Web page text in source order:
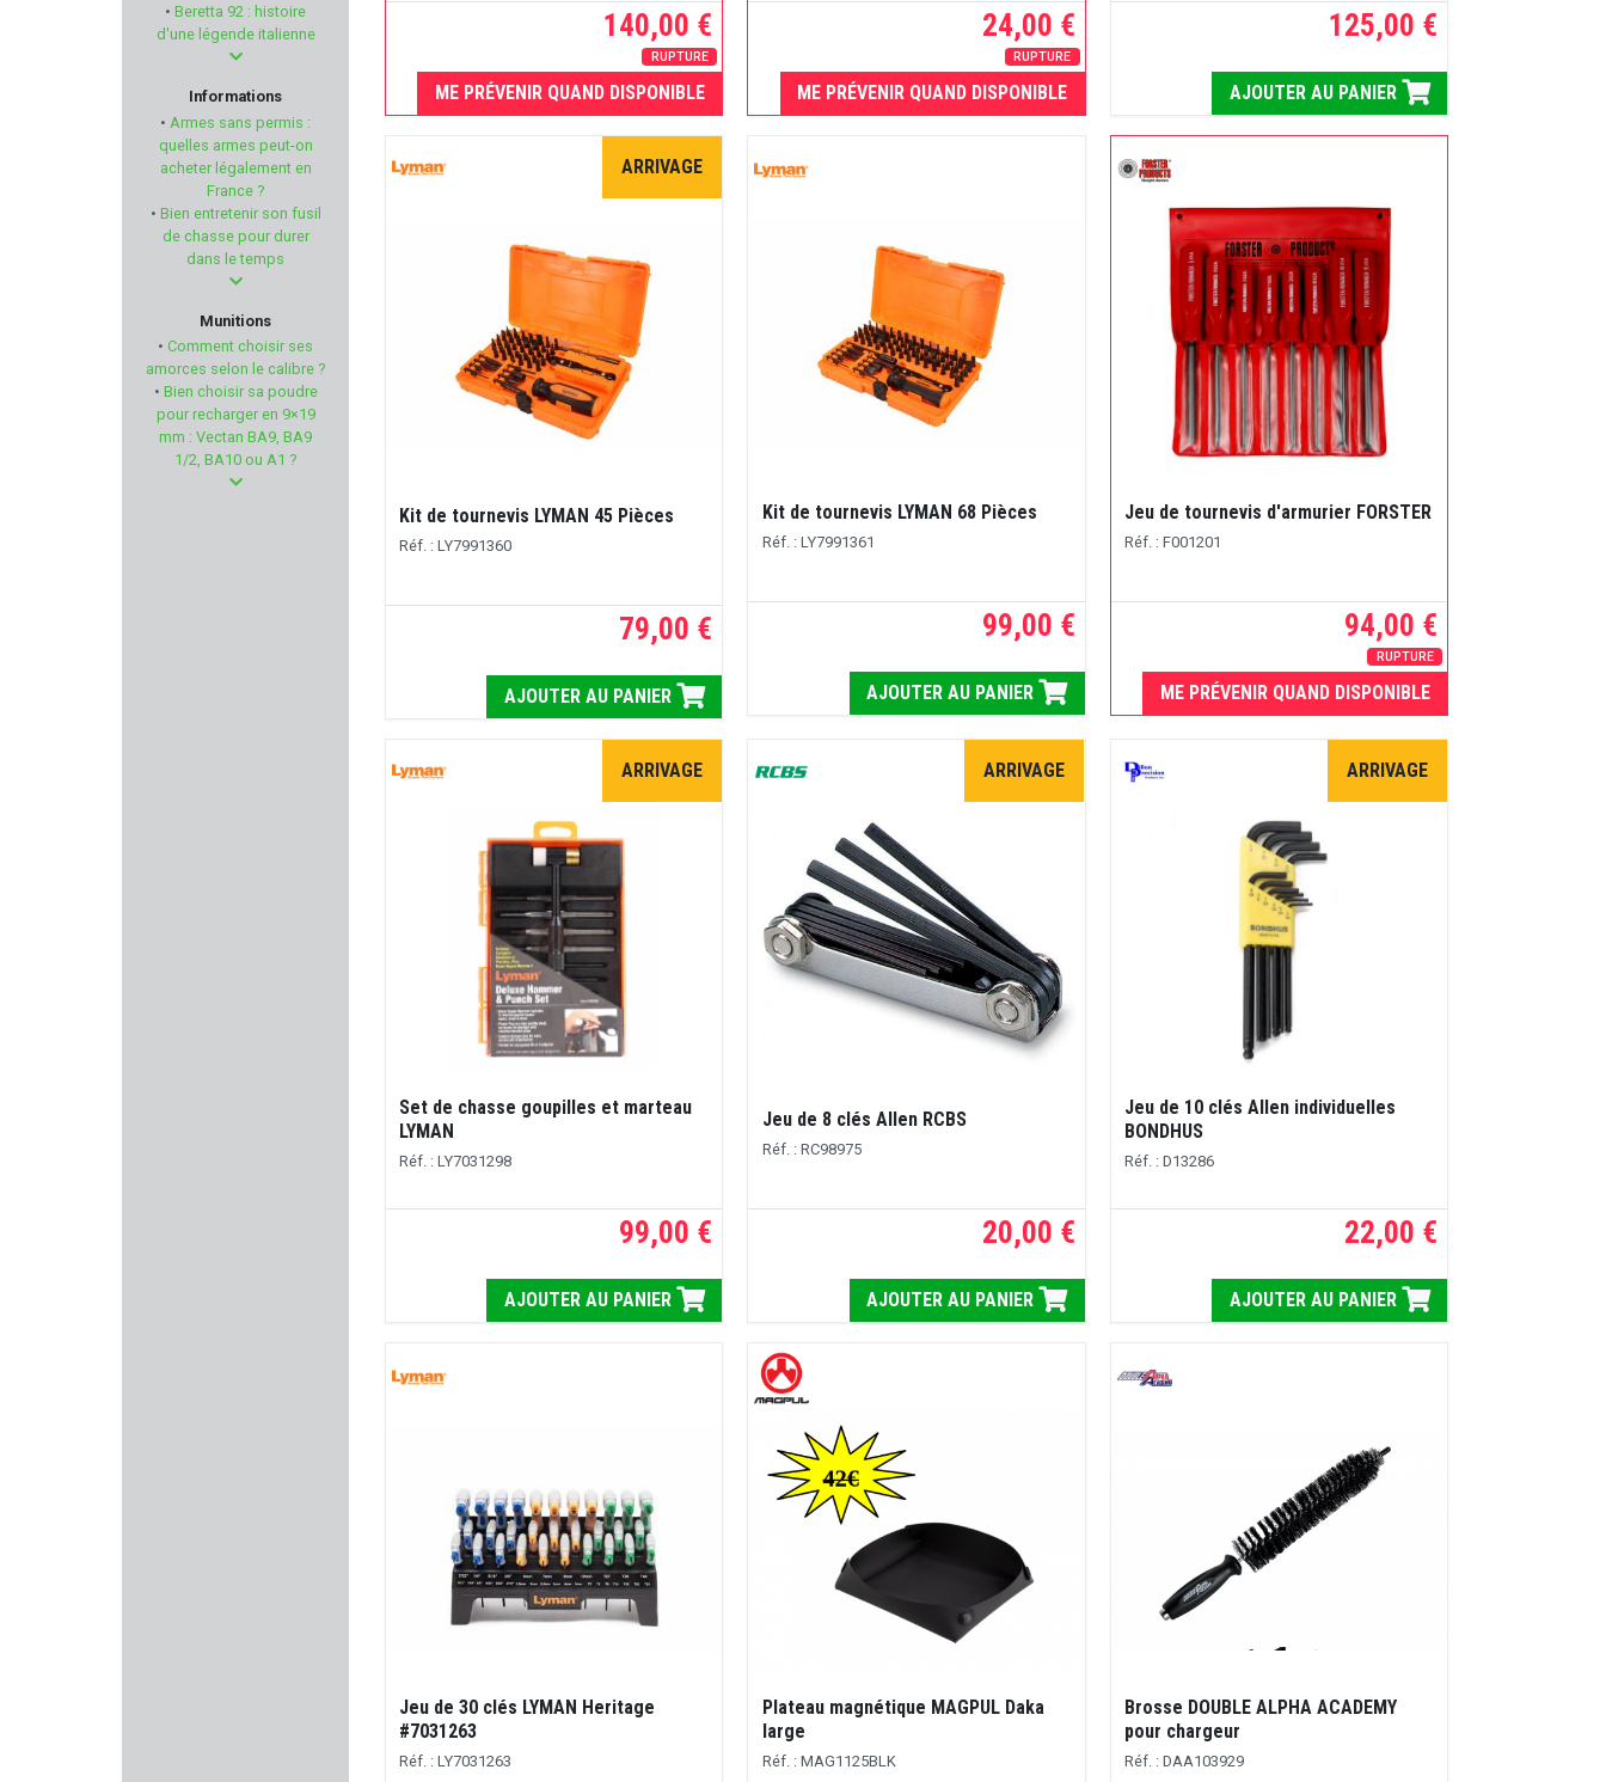
PALLAS
SWISS+TECH
BALLEUROPE
ALPHA ELITE
RADIAN WEAPONS
FN HERSTAL
LIGHT MY FIRE
• Beretta 92 : histoire
d'une légende italienne
Informations
• Armes sans permis :
quelles armes peut-on
acheter légalement en
France ?
• Bien entretenir son fusil
de chasse pour durer
dans le temps
Munitions
• Comment choisir ses
amorces selon le calibre ?
• Bien choisir sa poudre
pour recharger en 9×19
mm : Vectan BA9, BA9
1/2, BA10 ou A1 ?
140,00 €
RUPTURE
ME PRÉVENIR QUAND DISPONIBLE
24,00 €
RUPTURE
ME PRÉVENIR QUAND DISPONIBLE
125,00 €
AJOUTER AU PANIER
ARRIVAGE
Kit de tournevis LYMAN 45 Pièces
Réf. : LY7991360
79,00 €
AJOUTER AU PANIER
Kit de tournevis LYMAN 68 Pièces
Réf. : LY7991361
99,00 €
AJOUTER AU PANIER
Jeu de tournevis d'armurier FORSTER
Réf. : F001201
94,00 €
RUPTURE
ME PRÉVENIR QUAND DISPONIBLE
ARRIVAGE
Set de chasse goupilles et marteau
LYMAN
Réf. : LY7031298
99,00 €
AJOUTER AU PANIER
ARRIVAGE
Jeu de 8 clés Allen RCBS
Réf. : RC98975
20,00 €
AJOUTER AU PANIER
ARRIVAGE
Jeu de 10 clés Allen individuelles
BONDHUS
Réf. : D13286
22,00 €
AJOUTER AU PANIER
Jeu de 30 clés LYMAN Heritage
#7031263
Réf. : LY7031263
Plateau magnétique MAGPUL Daka
large
Réf. : MAG1125BLK
Brosse DOUBLE ALPHA ACADEMY
pour chargeur
Réf. : DAA103929